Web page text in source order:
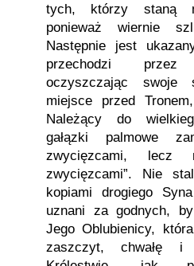
tych, którzy staną
ponieważ wiernie
Następnie jest
przechodzi
oczyszczając
miejsce przed
Należący do
gałązki palmowe
zwycięzcami, lecz
zwycięzcami”. Nie
kopiami drogiego
uznani za godnych,
Jego Oblubienicy,
zaszczyt, chwałę